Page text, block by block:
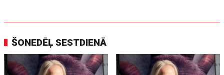
ŠONEDĒĻ SESTDIENĀ